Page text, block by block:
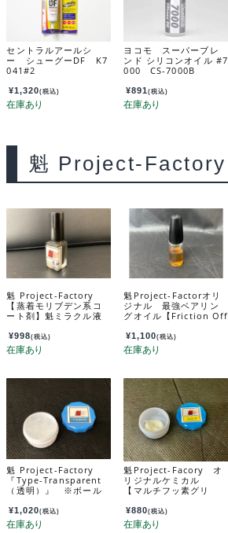
セントラルアールシ
ー シューグーDF K7
041#2
¥1,320(税込)
ヨコモ スーパーブレ
ンド シリコンオイル #7
000 CS-7000B
¥891(税込)
魁 Project-Factory
魁 Project-Factory
【蒸着モリブデン系コ
ート剤】魁ミラクル液
神』 2.0g入り SK-RY
¥998(税込)
魁Project-Factorオリ
ジナル 最強ベアリン
グオイル【Friction Off
¥1,100(税込)
魁 Project-Factory
『Type-Transparent
（透明）』 ※ボール
¥1,020(税込)
魁Project-Facory オ
リジナルケミカル
【マルチフッ素グリ
GR-SW
¥880(税込)